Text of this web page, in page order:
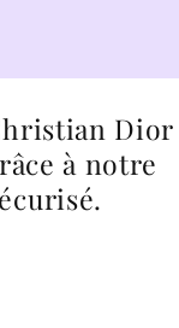
Dior
à notre